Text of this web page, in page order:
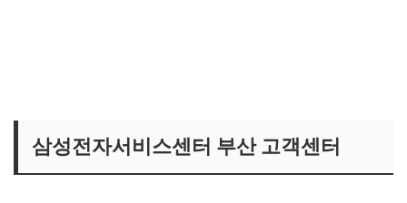
삼성전자서비스센터 부산 고객센터